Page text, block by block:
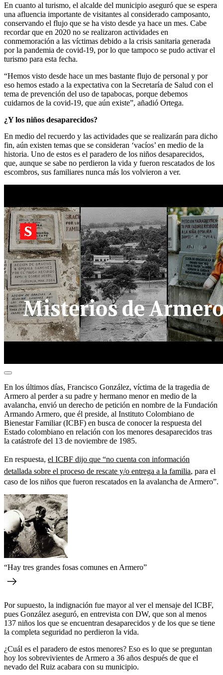
En cuanto al turismo, el alcalde del municipio aseguró que se espera
una afluencia importante de visitantes al considerado camposanto,
conservando el flujo que se ha visto desde ya hace un mes. Cabe
recordar que en 2020 no se realizaron actividades en
conmemoración a las víctimas debido a la crisis sanitaria generada
por la pandemia de covid-19, por lo que tampoco se pudo activar el
turismo para esta fecha.
“Hemos visto desde hace un mes bastante flujo de personal y por
eso hemos estado a la expectativa con la Secretaría de Salud con el
tema de prevención del uso de tapabocas, porque debemos
cuidarnos de la covid-19, que aún existe”, añadió Ortega.
¿Y los niños desaparecidos?
En medio del recuerdo y las actividades que se realizarán para dicho
fin, aún existen temas que se consideran ‘vacíos’ en medio de la
historia. Uno de estos es el paradero de los niños desaparecidos,
que, aunque se sabe no perdieron la vida y fueron rescatados de los
escombros, sus familiares nunca más los volvieron a ver.
En los últimos días, Francisco González, víctima de la tragedia de
Armero al perder a su padre y hermano menor en medio de la
avalancha, envió un derecho de petición en nombre de la Fundación
Armando Armero, que él preside, al Instituto Colombiano de
Bienestar Familiar (ICBF) en busca de conocer la respuesta del
Estado colombiano en relación con los menores desaparecidos tras
la catástrofe del 13 de noviembre de 1985.
En respuesta, el ICBF dijo que “no cuenta con información
detallada sobre el proceso de rescate y/o entrega a la familia, para el
caso de los niños que fueron rescatados en la avalancha de Armero”.
“Hay tres grandes fosas comunes en Armero”
Por supuesto, la indignación fue mayor al ver el mensaje del ICBF,
pues González aseguró, en entrevista con DW, que son al menos
137 niños los que se encuentran desaparecidos y de los que se tiene
la completa seguridad no perdieron la vida.
¿Cuál es el paradero de estos menores? Eso es lo que se preguntan
hoy los sobrevivientes de Armero a 36 años después de que el
nevado del Ruiz acabara con su municipio.